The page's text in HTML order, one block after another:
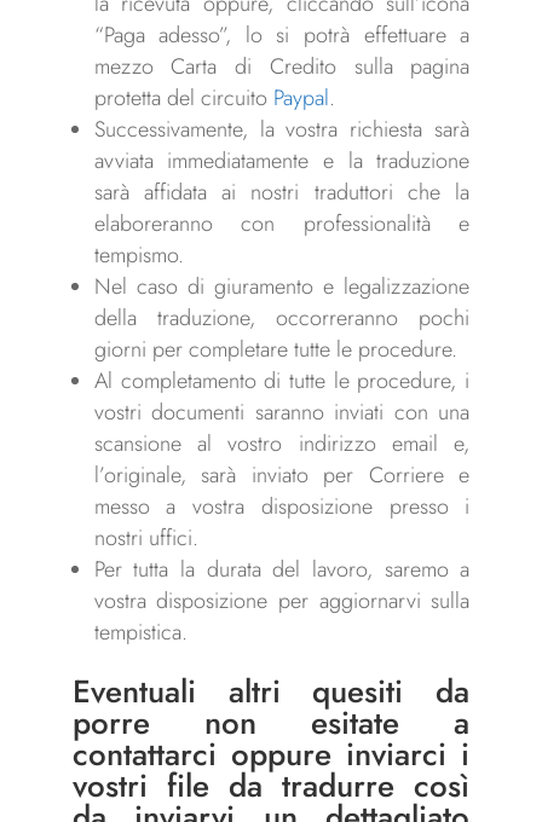
“Paga adesso”, lo si potrà effettuare a
mezzo Carta di Credito sulla pagina
protetta del circuito Paypal.
Successivamente, la vostra richiesta sarà
avviata immediatamente e la traduzione
sarà affidata ai nostri traduttori che la
elaboreranno con professionalità e
tempismo.
Nel caso di giuramento e legalizzazione
della traduzione, occorreranno pochi
giorni per completare tutte le procedure.
Al completamento di tutte le procedure, i
vostri documenti saranno inviati con una
scansione al vostro indirizzo email e,
l’originale, sarà inviato per Corriere e
messo a vostra disposizione presso i
nostri uffici.
Per tutta la durata del lavoro, saremo a
vostra disposizione per aggiornarvi sulla
tempistica.
Eventuali altri quesiti da
porre non esitate a
contattarci oppure inviarci i
vostri file da tradurre così